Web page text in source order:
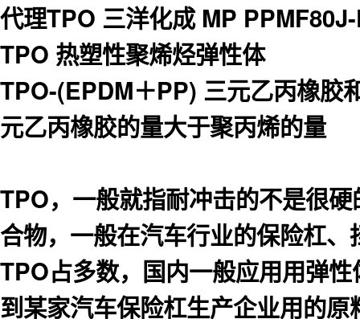
代理TPO 三洋化成 MP
TPO 热塑性聚烯烃弹性体
TPO-(EPDM＋PP) 三元乙丙橡胶
元乙丙橡胶的量大于聚丙烯的量
TPO，一般就指耐冲击的不是很
合物，一般在汽车行业的保险杠
TPO占多数，国内一般应用用弹
到某家汽车保险杠生产企业用的